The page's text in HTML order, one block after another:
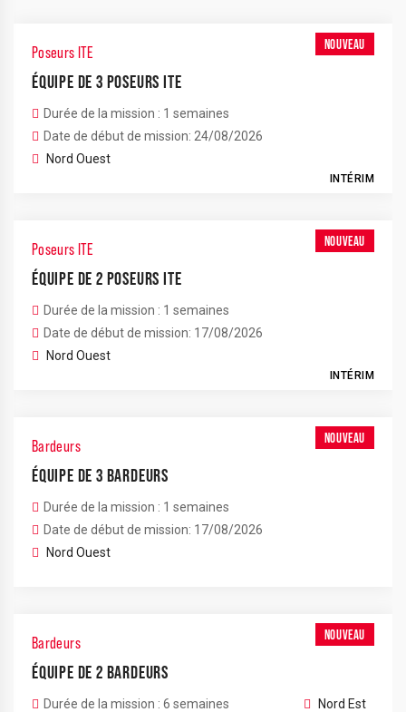
NOUVEAU
Poseurs ITE
ÉQUIPE DE 3 POSEURS ITE
Durée de la mission : 1 semaines
Date de début de mission: 24/08/2026
Nord Ouest
INTÉRIM
NOUVEAU
Poseurs ITE
ÉQUIPE DE 2 POSEURS ITE
Durée de la mission : 1 semaines
Date de début de mission: 17/08/2026
Nord Ouest
INTÉRIM
NOUVEAU
Bardeurs
ÉQUIPE DE 3 BARDEURS
Durée de la mission : 1 semaines
Date de début de mission: 17/08/2026
Nord Ouest
NOUVEAU
Bardeurs
ÉQUIPE DE 2 BARDEURS
Durée de la mission : 6 semaines
Nord Est